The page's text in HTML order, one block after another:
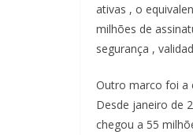
ativas , o
milhões de
segurança ,
Outro marco foi a
Desde janeiro de
chegou a 55